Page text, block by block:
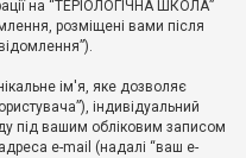
на “ТЕРІОЛОГІЧНА ШКОЛА”
розміщені вами після
ім'я, яке дозволяє
індивідуальний
під вашим обліковим записом
e-mail (надалі “ваш e-